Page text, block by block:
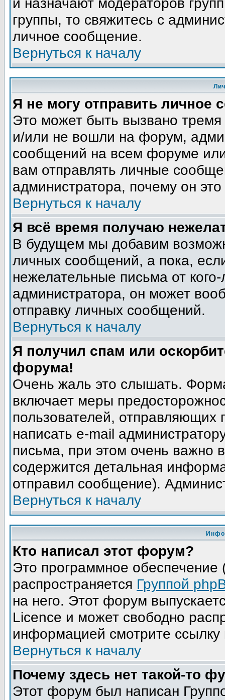
группы, то свяжитесь с
личное сообщение.
Вернуться к началу
Я не могу отправить личное
Это может быть вызвано
и/или не вошли на форум,
сообщений на всем форуме
вам отправлять личные
администратора, почему он
Вернуться к началу
Я всё время получаю
В будущем мы добавим
личных сообщений, а пока,
нежелательные письма от
администратора, он может
отправку личных сообщений.
Вернуться к началу
Я получил спам или
форума!
Очень жаль это слышать.
включает меры
пользователей,
написать e-mail
письма, при этом очень важно
содержится детальная
отправил сообщение).
Вернуться к началу
Кто написал этот форум?
Это программное
распространяется Группой
на него. Этот форум
Licence и может свободно
информацией смотрите ссылку
Вернуться к началу
Почему здесь нет такой-то
Этот форум был написан